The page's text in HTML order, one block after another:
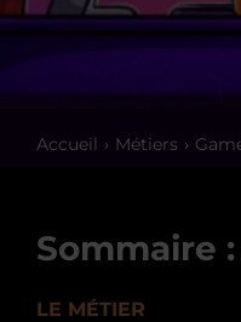
Accueil Métiers
Sommaire :
LE MÉTIER